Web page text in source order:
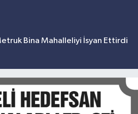
Bina Mahalleliyi İsyan Ettirdi